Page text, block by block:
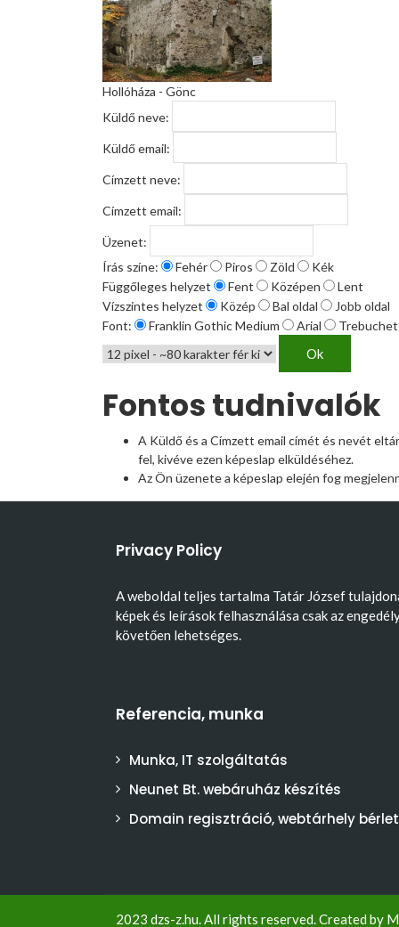
Hollóháza - Gönc
Küldő neve:
Küldő email:
Címzett neve:
Címzett email:
Üzenet:
Írás színe:
Fehér Piros Zöld
Kék
Függőleges helyzet
Fent Középen
Lent
Vízszintes helyzet
Közép Bal oldal
Jobb oldal
Font:
Franklin Gothic Medium Arial Trebuchet
Fontos tudnivalók
A Küldő és a Címzett email címét és nevét
fel, kivéve ezen képeslap elküldéséhez.
Az Ön üzenete a képeslap elején fog
Privacy Policy
A weboldal teljes tartalma Tatár József
képek és leírások felhasználása csak az
követően lehetséges.
Referencia, munka
Munka, IT szolgáltatás
Neunet Bt. webáruház készítés
Domain regisztráció, webtárhely bérlet
2023 dzs-z.hu. All rights reserved. Created by